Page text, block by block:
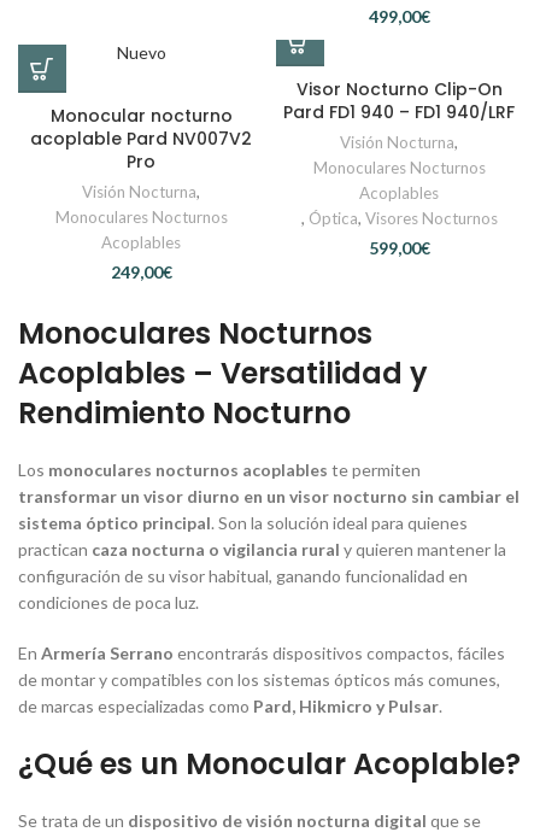
€
Nuevo
Monocular nocturno
acoplable Pard NV007V2
Pro
Visión Nocturna,
Monoculares Nocturnos
Acoplables
€
Visor Nocturno Clip-On
Pard FD1 940 – FD1 940/LRF
Visión Nocturna,
Monoculares Nocturnos
Acoplables
, Óptica, Visores Nocturnos
€
Monoculares Nocturnos
Acoplables – Versatilidad y
Rendimiento Nocturno
Los monoculares nocturnos acoplables te permiten
transformar un visor diurno en un visor nocturno sin cambiar el
sistema óptico principal. Son la solución ideal para quienes
practican caza nocturna o vigilancia rural y quieren mantener la
configuración de su visor habitual, ganando funcionalidad en
condiciones de poca luz.
En Armería Serrano encontrarás dispositivos compactos, fáciles
de montar y compatibles con los sistemas ópticos más comunes,
de marcas especializadas como Pard, Hikmicro y Pulsar.
¿Qué es un Monocular Acoplable?
Se trata de un dispositivo de visión nocturna digital que se